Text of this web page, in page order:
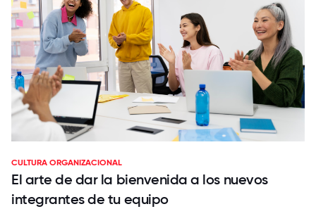
CULTURA ORGANIZACIONAL
El arte de dar la bienvenida a los nuevos
integrantes de tu equipo